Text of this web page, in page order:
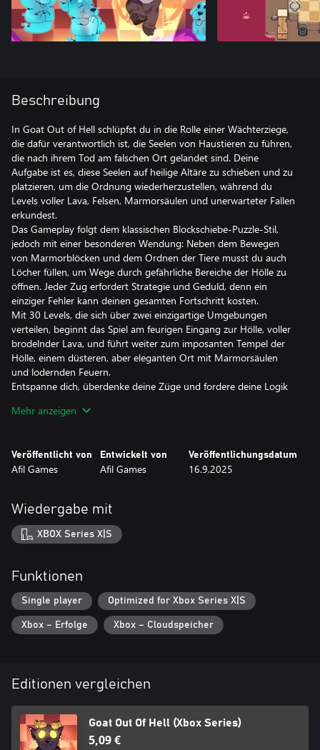
Beschreibung
In Goat Out of Hell schlüpfst du in die Rolle einer Wächterziege,
die dafür verantwortlich ist, die Seelen von Haustieren zu führen,
die nach ihrem Tod am falschen Ort gelandet sind. Deine
Aufgabe ist es, diese Seelen auf heilige Altäre zu schieben und zu
platzieren, um die Ordnung wiederherzustellen, während du
Levels voller Lava, Felsen, Marmorsäulen und unerwarteter Fallen
erkundest.
Das Gameplay folgt dem klassischen Blockschiebe-Puzzle-Stil,
jedoch mit einer besonderen Wendung: Neben dem Bewegen
von Marmorblöcken und dem Ordnen der Tiere musst du auch
Löcher füllen, um Wege durch gefährliche Bereiche der Hölle zu
öffnen. Jeder Zug erfordert Strategie und Geduld, denn ein
einziger Fehler kann deinen gesamten Fortschritt kosten.
Mit 30 Levels, die sich über zwei einzigartige Umgebungen
verteilen, beginnt das Spiel am feurigen Eingang zur Hölle, voller
brodelnder Lava, und führt weiter zum imposanten Tempel der
Hölle, einem düsteren, aber eleganten Ort mit Marmorsäulen
und lodernden Feuern.
Entspanne dich, überdenke deine Züge und fordere deine Logik
Atmosphäre und jede Menge Charme in jedem Level vereint.
Mehr anzeigen
Veröffentlicht von
Afil Games
Entwickelt von
Afil Games
Veröffentlichungsdatum
16.9.2025
Wiedergabe mit
XBOX Series X|S
Funktionen
Single player Optimized for Xbox Series X|S
Xbox – Erfolge Xbox – Cloudspeicher
Editionen vergleichen
Goat Out Of Hell (Xbox Series)
5,09 €